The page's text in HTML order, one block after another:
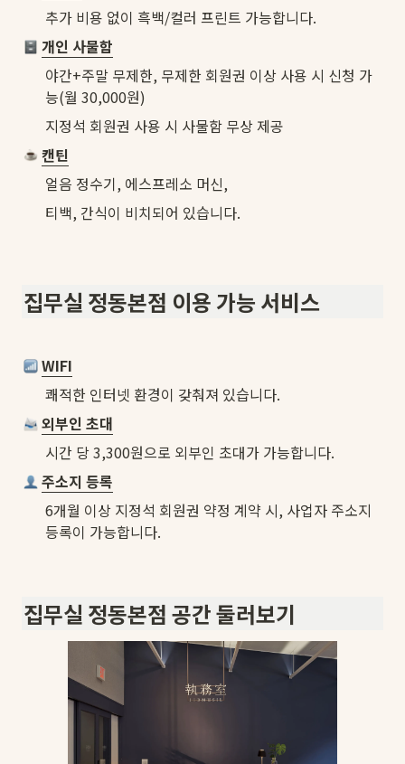
추가 비용 없이 흑백/컬러 프린트 가능합니다.
개인 사물함
야간+주말 무제한, 무제한 회원권 이상 사용 시 신청 가
능(월 30,000원)
지정석 회원권 사용 시 사물함 무상 제공
캔틴
얼음 정수기, 에스프레소 머신,
티백, 간식이 비치되어 있습니다.
집무실 정동본점 이용 가능 서비스
WIFI
쾌적한 인터넷 환경이 갖춰져 있습니다.
외부인 초대
시간 당 3,300원으로 외부인 초대가 가능합니다.
주소지 등록
6개월 이상 지정석 회원권 약정 계약 시, 사업자 주소지
등록이 가능합니다.
집무실 정동본점 공간 둘러보기